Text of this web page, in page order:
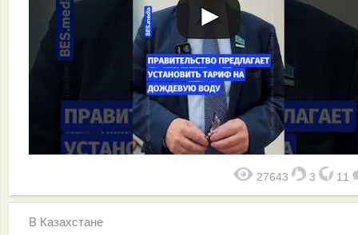
27643 3 11
В Казахстане